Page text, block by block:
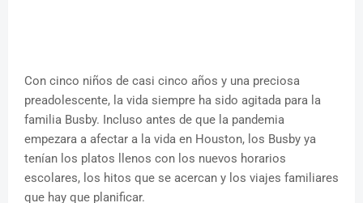
Con cinco niños de casi cinco años y una preciosa
preadolescente, la vida siempre ha sido agitada para la
familia Busby. Incluso antes de que la pandemia
empezara a afectar a la vida en Houston, los Busby ya
tenían los platos llenos con los nuevos horarios
escolares, los hitos que se acercan y los viajes familiares
que hay que planificar.